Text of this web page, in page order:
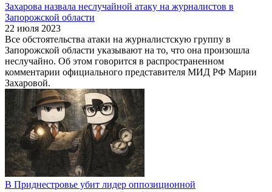
Захарова назвала неслучайной атаку на журналистов в
Запорожской области
22 июля 2023
Все обстоятельства атаки на журналистскую группу в
Запорожской области указывают на то, что она произошла
неслучайно. Об этом говорится в распространенном
комментарии официального представителя МИД РФ Марии
Захаровой.
В Приднестровье убит лидер оппозиционной